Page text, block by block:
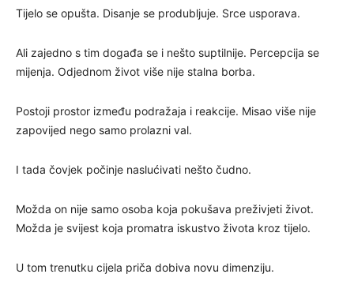
Tijelo se opušta. Disanje se produbljuje. Srce usporava.
Ali zajedno s tim događa se i nešto suptilnije. Percepcija se
mijenja. Odjednom život više nije stalna borba.
Postoji prostor između podražaja i reakcije. Misao više nije
zapovijed nego samo prolazni val.
I tada čovjek počinje naslućivati nešto čudno.
Možda on nije samo osoba koja pokušava preživjeti život.
Možda je svijest koja promatra iskustvo života kroz tijelo.
U tom trenutku cijela priča dobiva novu dimenziju.